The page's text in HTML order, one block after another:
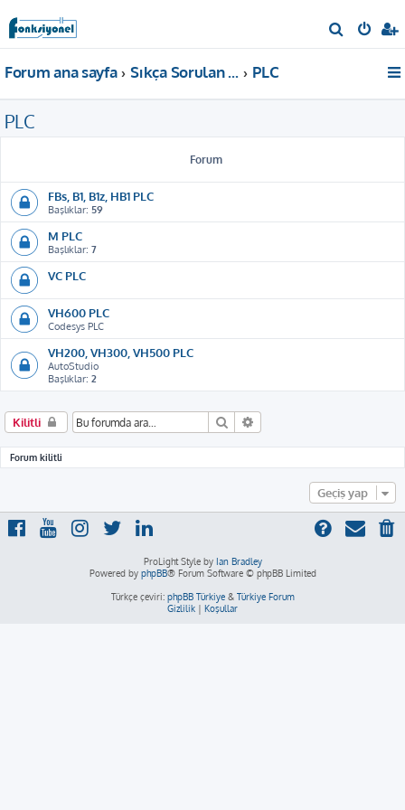
r
Forum ana sayfa Sıkça Sorulan Sorular PLC
PLC
Forum
FBs, B1, B1z, HB1 PLC
Başlıklar: 59
M PLC
Başlıklar: 7
VC PLC
VH600 PLC
Codesys PLC
VH200, VH300, VH500 PLC
AutoStudio
Başlıklar: 2
Kilitli Ara
Forum kilitli
Geçiş yap
ProLight Style by Ian Bradley
Powered by phpBB® Forum Software © phpBB Limited
Türkçe çeviri: phpBB Türkiye& Türkiye Forum
Gizlilik | Koşullar